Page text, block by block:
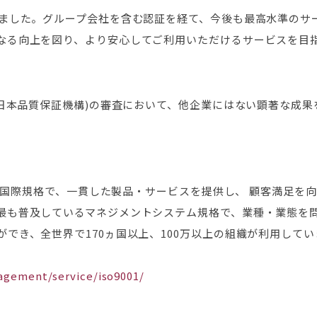
た。グループ会社を含む認証を経て、今後も最高水準のサ
向上を図り、より安心してご利用いただけるサービスを目
品質保証機構)の審査において、他企業にはない顕著な成果
際規格で、一貫した製品・サービスを提供し、 顧客満足を
普及しているマネジメントシステム規格で、業種・業態を
き、全世界で170ヵ国以上、100万以上の組織が利用してい
service/iso9001/